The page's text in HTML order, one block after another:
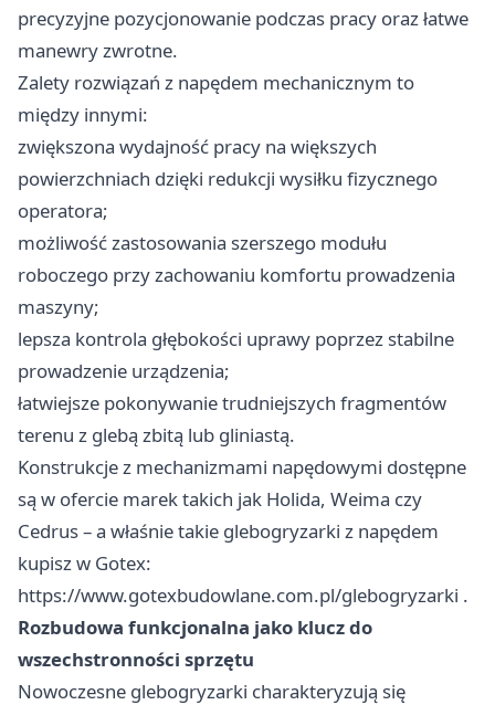
precyzyjne pozycjonowanie podczas pracy oraz łatwe
manewry zwrotne.
Zalety rozwiązań z napędem mechanicznym to
między innymi:
zwiększona wydajność pracy na większych
powierzchniach dzięki redukcji wysiłku fizycznego
operatora;
możliwość zastosowania szerszego modułu
roboczego przy zachowaniu komfortu prowadzenia
maszyny;
lepsza kontrola głębokości uprawy poprzez stabilne
prowadzenie urządzenia;
łatwiejsze pokonywanie trudniejszych fragmentów
terenu z glebą zbitą lub gliniastą.
Konstrukcje z mechanizmami napędowymi dostępne
są w ofercie marek takich jak Holida, Weima czy
Cedrus – a właśnie takie glebogryzarki z napędem
kupisz w Gotex:
https://www.gotexbudowlane.com.pl/glebogryzarki .
Rozbudowa funkcjonalna jako klucz do
wszechstronności sprzętu
Nowoczesne glebogryzarki charakteryzują się